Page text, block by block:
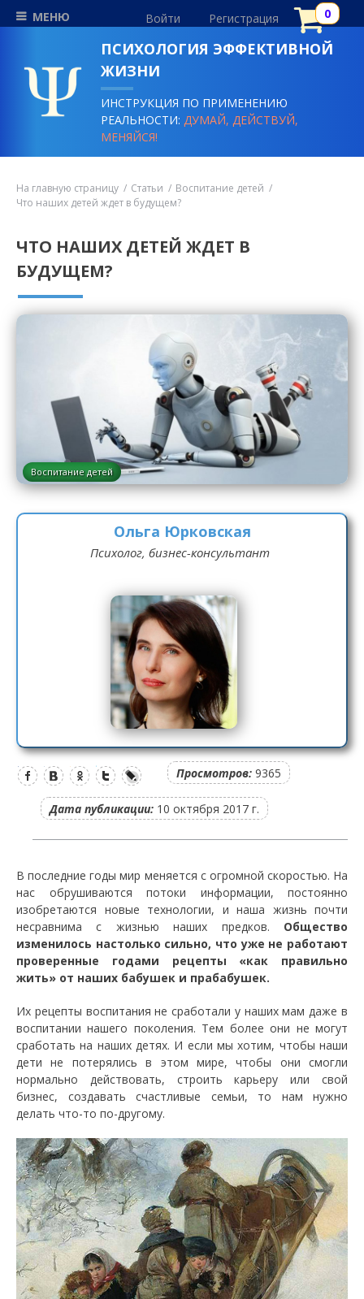
МЕНЮ Войти Регистрация
ПСИХОЛОГИЯ ЭФФЕКТИВНОЙ
ЖИЗНИ
ИНСТРУКЦИЯ ПО ПРИМЕНЕНИЮ
РЕАЛЬНОСТИ:ДУМАЙ, ДЕЙСТВУЙ,
МЕНЯЙСЯ!
На главную страницу Статьи
Воспитание детей
Что наших детей ждет в будущем?
ЧТО НАШИХ ДЕТЕЙ ЖДЕТ В
БУДУЩЕМ?
Воспитание детей
Ольга Юрковская
Психолог, бизнес-консультант
Просмотров: 9365
Дата публикации: 10 октября 2017 г.
В последние годы мир меняется с огромной скоростью. На
нас обрушиваются потоки информации, постоянно
изобретаются новые технологии, и наша жизнь почти
несравнима с жизнью наших предков. Общество
изменилось настолько сильно, что уже не работают
проверенные годами рецепты «как правильно
жить» от наших бабушек и прабабушек.
Их рецепты воспитания не сработали у наших мам даже в
воспитании нашего поколения. Тем более они не могут
сработать на наших детях. И если мы хотим, чтобы наши
дети не потерялись в этом мире, чтобы они смогли
нормально действовать, строить карьеру или свой
бизнес, создавать счастливые семьи, то нам нужно
делать что-то по-другому.